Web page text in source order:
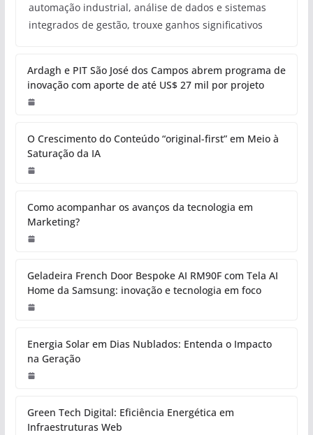
automação industrial, análise de dados e sistemas
integrados de gestão, trouxe ganhos significativos
Ardagh e PIT São José dos Campos abrem programa de
inovação com aporte de até US$ 27 mil por projeto
O Crescimento do Conteúdo “original-first” em Meio à
Saturação da IA
Como acompanhar os avanços da tecnologia em
Marketing?
Geladeira French Door Bespoke AI RM90F com Tela AI
Home da Samsung: inovação e tecnologia em foco
Energia Solar em Dias Nublados: Entenda o Impacto
na Geração
Green Tech Digital: Eficiência Energética em
Infraestruturas Web